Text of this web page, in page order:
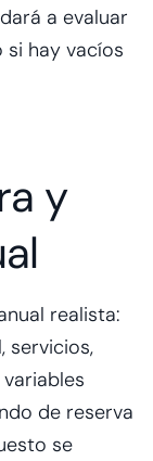
a evaluar
hay vacíos
y
realista:
servicios,
de reserva
se